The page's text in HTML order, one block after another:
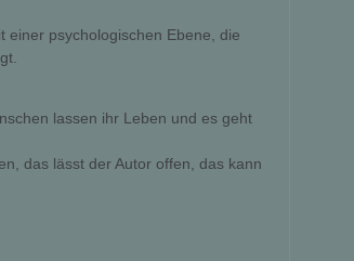
einer psychologischen Ebene, die
lassen ihr Leben und es geht
das lässt der Autor offen, das kann